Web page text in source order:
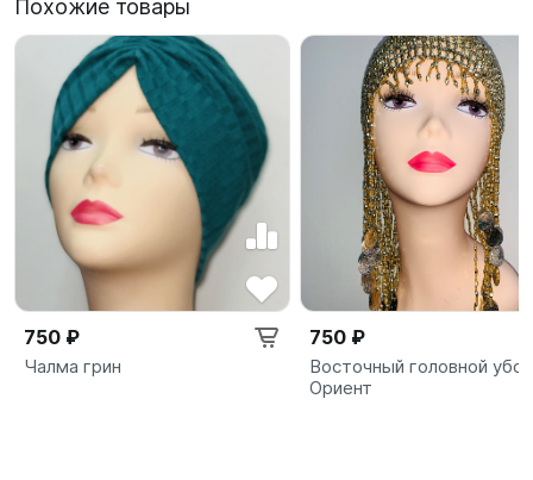
Похожие товары
750 ₽
Чалма грин
750 ₽
Восточный головной убор
Ориент